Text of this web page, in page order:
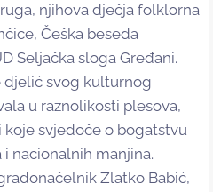
njihova dječja folklorna
Češka beseda
Seljačka sloga Gređani.
djelić svog kulturnog
u raznolikosti plesova,
koje svjedoče o bogatstvu
nacionalnih manjina.
Zlatko Babić,